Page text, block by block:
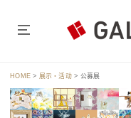
HOME > 展示・活动> 公募展